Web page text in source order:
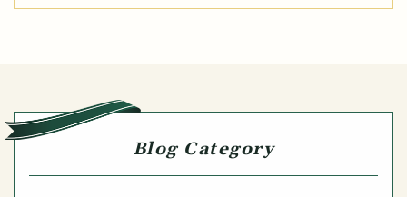
Blog Category